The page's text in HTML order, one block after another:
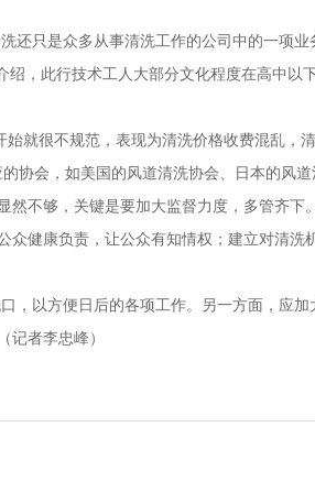
还只是众多从事清洗工作的公司中的一项业
，此行技术工人大部分文化程度在高中以
就很不规范，表现为清洗价格收费混乱，
协会，如美国的风道清洗协会、日本的风道
然不够，关键是要加大监督力度，多管齐下
健康负责，让公众有知情权；建立对清洗
，以方便日后的各项工作。另一方面，应加
者李忠峰）